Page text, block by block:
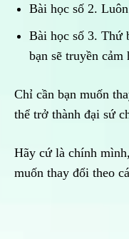
Bài học số 2.
Bài học số 3. Thứ
bạn sẽ truyền cảm
Chỉ cần bạn muốn
thể trở thành đại sứ
Hãy cứ là chính
muốn thay đổi theo